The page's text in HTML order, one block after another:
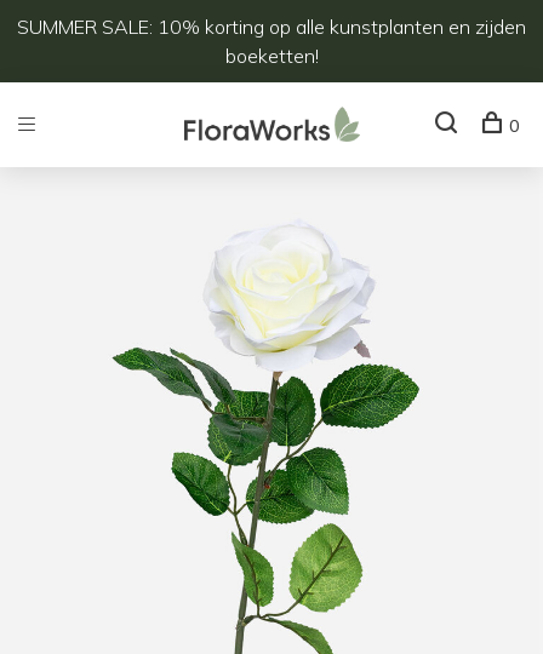
SUMMER SALE: 10% korting op alle kunstplanten en zijden
boeketten!
0